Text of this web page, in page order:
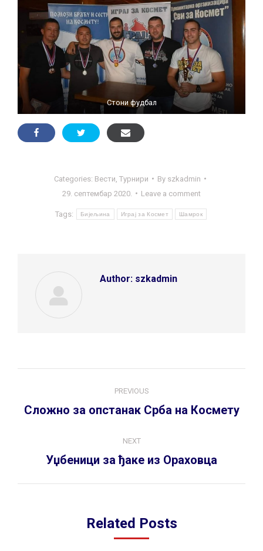
Стони фудбал
Categories: Вести Турнири By szkadmin
29. септембар 2020.
Leave a comment
Tags: Бијељина Играј за Космет Шамрок
Author: szkadmin
navigation
PREVIOUS
Previous
Сложно за опстанак Срба на Космету
NEXT
Next
Уџбеници за ђаке из Ораховца
Related Posts